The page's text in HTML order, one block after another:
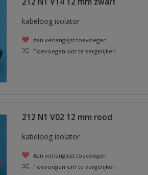
kabeloog isolator
Aan verlanglijst toevoegen
Toevoegen om te vergelijken
212 N1 V02 12 mm rood
kabeloog isolator
Aan verlanglijst toevoegen
Toevoegen om te vergelijken